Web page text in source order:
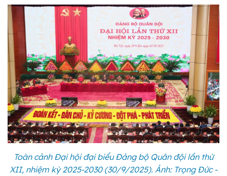
Toàn cảnh Đại hội đại biểu Đảng bộ Quân đội lần thứ
XII, nhiệm kỳ 2025-2030 (30/9/2025). Ảnh: Trọng Đức -